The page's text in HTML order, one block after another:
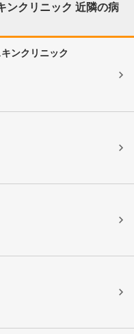
ンクリニック 近隣の病
ンクリニック